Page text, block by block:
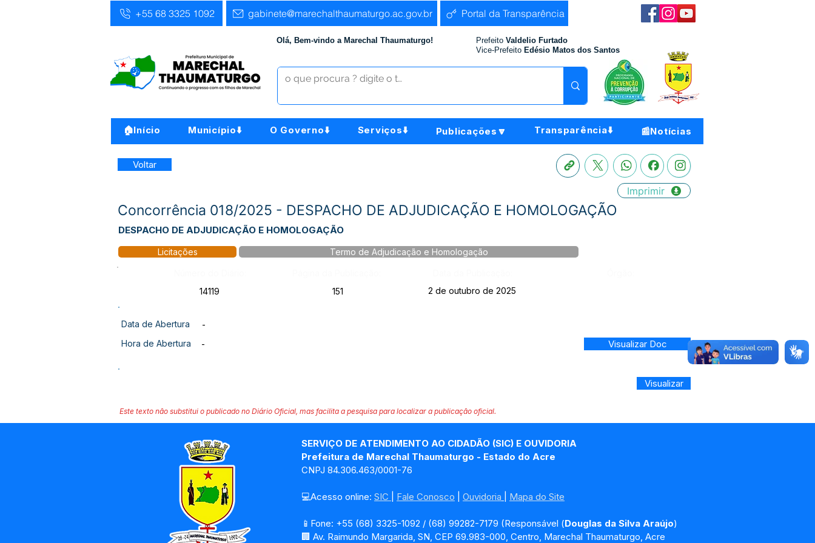
+55 68 3325 1092 gabinete@marechalthaumaturgo.ac.gov.br Portal da Transparência
Olá, Bem-vindo a Marechal Thaumaturgo! Prefeito Valdelio Furtado
Vice-Prefeito Edésio Matos dos Santos
🏠Início Município⬇️ O Governo⬇️ Serviços⬇️ Publicações🔽 Transparência⬇️ 📰Notícias
Voltar
Imprimir
Concorrência 018/2025 - DESPACHO DE ADJUDICAÇÃO E HOMOLOGAÇÃO
DESPACHO DE ADJUDICAÇÃO E HOMOLOGAÇÃO
Licitações Termo de Adjudicação e Homologação
14119
151 2 de outubro de 2025
Data de Abertura
-
Hora de Abertura
- Visualizar Doc
Visualizar
Este texto não substitui o publicado no Diário Oficial, mas facilita a pesquisa para localizar a publicação oficial.
SERVIÇO DE ATENDIMENTO AO CIDADÃO (SIC) E OUVIDORIA
Prefeitura de Marechal Thaumaturgo - Estado do Acre
CNPJ 84.306.463/0001-76
💻Acesso online: SIC Fale Conosco Ouvidoria Mapa do Site
📱Fone: +55 (68) 3325-1092 / (68) 99282-7179 (Responsável (Douglas da Silva Araújo)
🏢 Av. Raimundo Margarida, SN, CEP 69.983-000, Centro, Marechal Thaumaturgo, Acre